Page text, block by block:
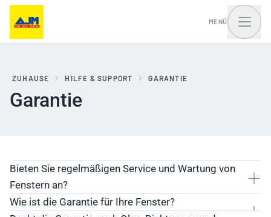
MENÜ
Fenster, Balkontüren
ZUHAUSE HILFE & SUPPORT GARANTIE
Garantie
Bieten Sie regelmäßigen Service und Wartung von
Fenstern an?
Wie ist die Garantie für Ihre Fenster?